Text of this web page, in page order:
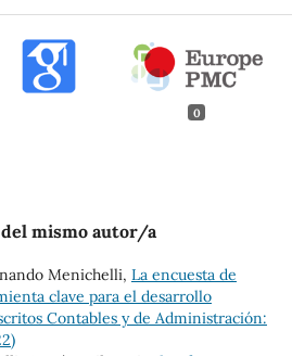
0
mismo autor/a
Menichelli, La encuesta de
clave para el desarrollo
Contables y de Administración: